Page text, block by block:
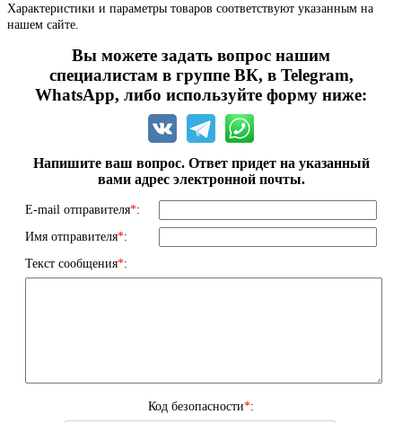
Характеристики и параметры товаров соответствуют указанным на
нашем сайте.
Вы можете задать вопрос нашим
специалистам в группе ВК, в Telegram,
WhatsApp, либо используйте форму ниже:
Напишите ваш вопрос. Ответ придет на указанный
вами адрес электронной почты.
E-mail отправителя*:
Имя отправителя*:
Текст сообщения*:
Код безопасности*: